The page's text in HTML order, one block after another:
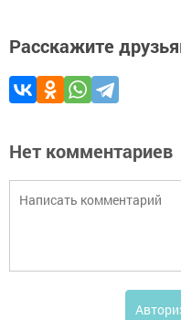
Расскажите
Нет комментариев